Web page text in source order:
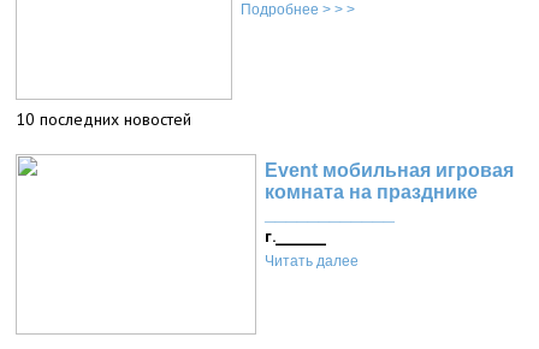
Подробнее > > >
10 последних новостей
Event мобильная игровая
комната на празднике
г._______
Читать далее